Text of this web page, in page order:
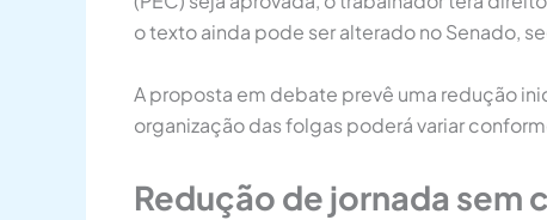
o texto ainda pode ser alterado no Senado,
A proposta em debate prevê uma redução
organização das folgas poderá variar
Redução de jornada sem